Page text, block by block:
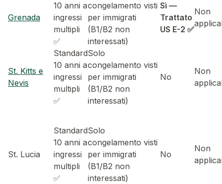
Grenada
10 anni a
ingressi
multipli
✅
congelamento visti
per immigrati
(B1/B2 non
interessati)
Sì —
Trattato
US E-2 ✅
Non
St. Kitts e
Nevis
Standard
10 anni a
ingressi
multipli
✅
Solo
congelamento visti
per immigrati
(B1/B2 non
interessati)
No
Non
St. Lucia
Standard
10 anni a
ingressi
multipli
✅
Solo
congelamento visti
per immigrati
(B1/B2 non
interessati)
No
Non